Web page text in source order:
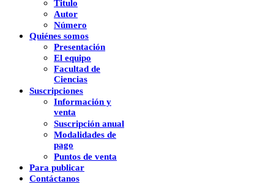
Titulo
Autor
Número
Quiénes somos
Presentación
El equipo
Facultad de
Ciencias
Suscripciones
Información y
venta
Suscripción anual
Modalidades de
pago
Puntos de venta
Para publicar
Contáctanos